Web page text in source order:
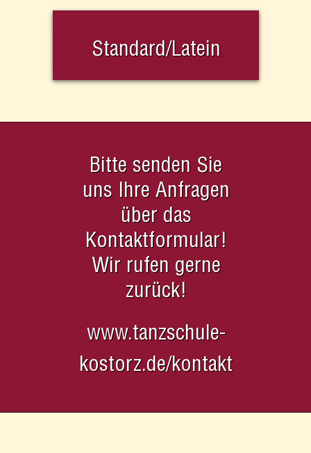
Standard/Latein
Bitte senden Sie
uns Ihre Anfragen
über das
Kontaktformular!
Wir rufen gerne
zurück!
www.tanzschule-
kostorz.de/kontakt